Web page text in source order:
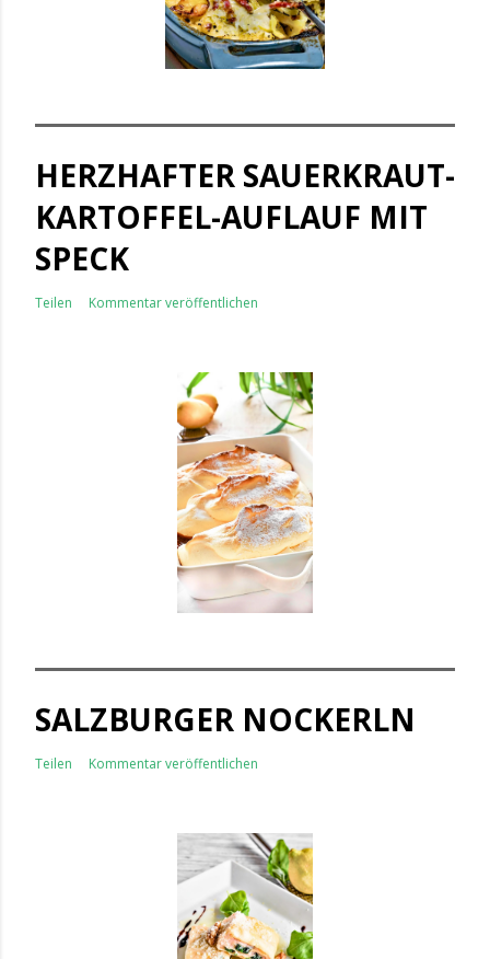
HERZHAFTER SAUERKRAUT-
KARTOFFEL-AUFLAUF MIT
SPECK
Teilen Kommentar veröffentlichen
SALZBURGER NOCKERLN
Teilen Kommentar veröffentlichen